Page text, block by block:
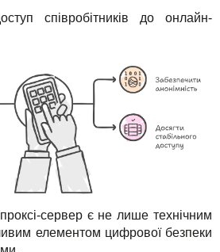
співробітників до онлайн-
сервер є не лише технічним
елементом цифрової безпеки